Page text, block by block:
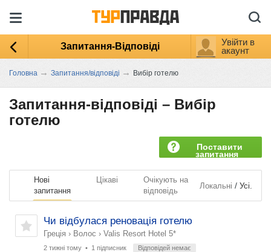
Запитання-Відповіді
Увійти в
акаунт
Головна → Запитання/відповіді → Вибір готелю
Запитання-відповіді – Вибір
готелю
Поставити
запитання
Нові
запитання
Цікаві
Очікують на
відповідь
Локальні / Усі.
Чи відбулася реновація готелю
Греція › Волос › Valis Resort Hotel 5*
2 тижні тому • 1 підписник Відповідей немає